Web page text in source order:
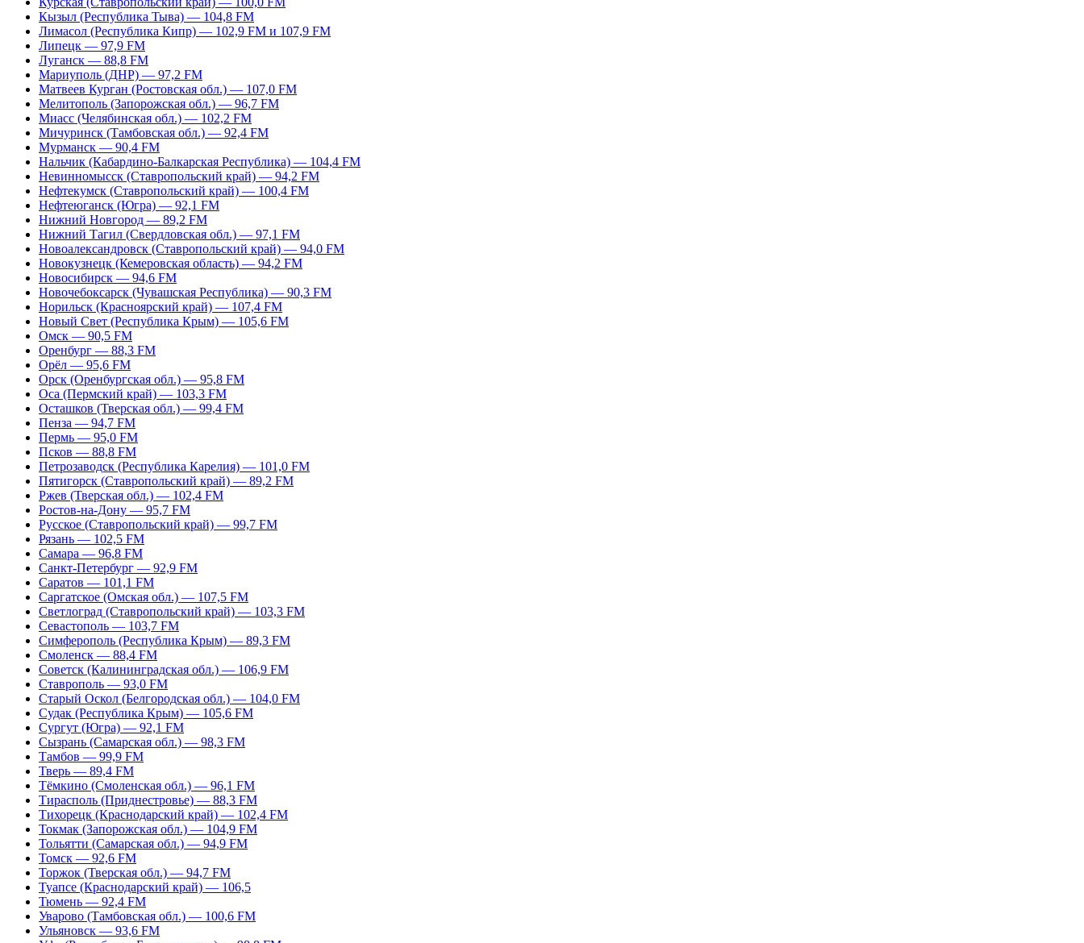
Кызыл (Республика Тыва) — 104,8 FM
Лимасол (Республика Кипр) — 102,9 FM и 107,9 FM
Липецк — 97,9 FM
Луганск — 88,8 FM
Мариуполь (ДНР) — 97,2 FM
Матвеев Курган (Ростовская обл.) — 107,0 FM
Мелитополь (Запорожская обл.) — 96,7 FM
Миасс (Челябинская обл.) — 102,2 FM
Мичуринск (Тамбовская обл.) — 92,4 FM
Мурманск — 90,4 FM
Нальчик (Кабардино-Балкарская Республика) — 104,4 FM
Невинномысск (Ставропольский край) — 94,2 FM
Нефтекумск (Ставропольский край) — 100,4 FM
Нефтеюганск (Югра) — 92,1 FM
Нижний Новгород — 89,2 FM
Нижний Тагил (Свердловская обл.) — 97,1 FM
Новоалександровск (Ставропольский край) — 94,0 FM
Новокузнецк (Кемеровская область) — 94,2 FM
Новосибирск — 94,6 FM
Новочебоксарск (Чувашская Республика) — 90,3 FM
Норильск (Красноярский край) — 107,4 FM
Новый Свет (Республика Крым) — 105,6 FM
Омск — 90,5 FM
Оренбург — 88,3 FM
Орёл — 95,6 FM
Орск (Оренбургская обл.) — 95,8 FM
Оса (Пермский край) — 103,3 FM
Осташков (Тверская обл.) — 99,4 FM
Пенза — 94,7 FM
Пермь — 95,0 FM
Псков — 88,8 FM
Петрозаводск (Республика Карелия) — 101,0 FM
Пятигорск (Ставропольский край) — 89,2 FM
Ржев (Тверская обл.) — 102,4 FM
Ростов-на-Дону — 95,7 FM
Русское (Ставропольский край) — 99,7 FM
Рязань — 102,5 FM
Самара — 96,8 FM
Санкт-Петербург — 92,9 FM
Саратов — 101,1 FM
Саргатское (Омская обл.) — 107,5 FM
Светлоград (Ставропольский край) — 103,3 FM
Севастополь — 103,7 FM
Симферополь (Республика Крым) — 89,3 FM
Смоленск — 88,4 FM
Советск (Калининградская обл.) — 106,9 FM
Ставрополь — 93,0 FM
Старый Оскол (Белгородская обл.) — 104,0 FM
Судак (Республика Крым) — 105,6 FM
Сургут (Югра) — 92,1 FM
Сызрань (Самарская обл.) — 98,3 FM
Тамбов — 99,9 FM
Тверь — 89,4 FM
Тёмкино (Смоленская обл.) — 96,1 FM
Тирасполь (Приднестровье) — 88,3 FM
Тихорецк (Краснодарский край) — 102,4 FM
Токмак (Запорожская обл.) — 104,9 FM
Тольятти (Самарская обл.) — 94,9 FM
Томск — 92,6 FM
Торжок (Тверская обл.) — 94,7 FM
Туапсе (Краснодарский край) — 106,5
Тюмень — 92,4 FM
Уварово (Тамбовская обл.) — 100,6 FM
Ульяновск — 93,6 FM